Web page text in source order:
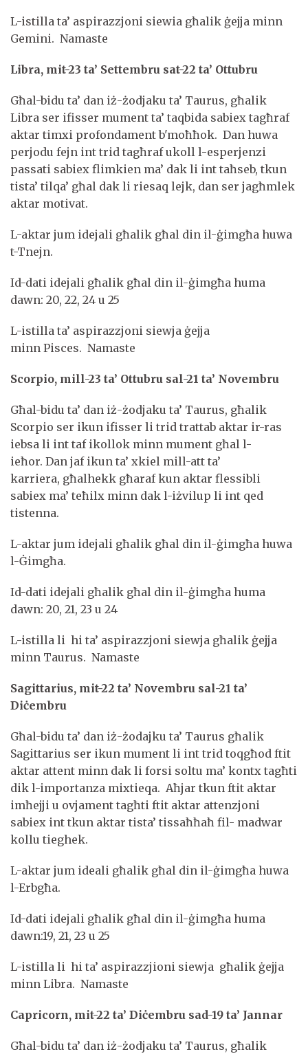
L-istilla ta’ aspirazzjoni siewia għalik ġejja minn
Gemini. Namaste
Libra, mit-23 ta’ Settembru sat-22 ta’ Ottubru
Għal-bidu ta’ dan iż-żodjaku ta’ Taurus, għalik
Libra ser ifisser mument ta’ taqbida sabiex tagħraf
aktar timxi profondament b'moħħok. Dan huwa
perjodu fejn int trid tagħraf ukoll l-esperjenzi
passati sabiex flimkien ma’ dak li int taħseb, tkun
tista’ tilqa’ għal dak li riesaq lejk, dan ser jagħmlek
aktar motivat.
L-aktar jum idejali għalik għal din il-ġimgħa huwa
t-Tnejn.
Id-dati idejali għalik għal din il-ġimgħa huma
dawn: 20, 22, 24 u 25
L-istilla ta’ aspirazzjoni siewja ġejja
minn Pisces. Namaste
Scorpio, mill-23 ta’ Ottubru sal-21 ta’ Novembru
Għal-bidu ta’ dan iż-żodjaku ta’ Taurus, għalik
Scorpio ser ikun ifisser li trid trattab aktar ir-ras
iebsa li int taf ikollok minn mument għal l-
ieħor. Dan jaf ikun ta’ xkiel mill-att ta’
karriera, għalhekk għaraf kun aktar flessibli
sabiex ma’ teħilx minn dak l-iżvilup li int qed
tistenna.
L-aktar jum idejali għalik għal din il-ġimgħa huwa
l-Ġimgħa.
Id-dati idejali għalik għal din il-ġimgħa huma
dawn: 20, 21, 23 u 24
L-istilla li hi ta’ aspirazzjoni siewja għalik ġejja
minn Taurus. Namaste
Sagittarius, mit-22 ta’ Novembru sal-21 ta’
Diċembru
Għal-bidu ta’ dan iż-żodajku ta’ Taurus għalik
Sagittarius ser ikun mument li int trid toqgħod ftit
aktar attent minn dak li forsi soltu ma’ kontx tagħti
dik l-importanza mixtieqa. Aħjar tkun ftit aktar
imħejji u ovjament tagħti ftit aktar attenzjoni
sabiex int tkun aktar tista’ tissaħħaħ fil- madwar
kollu tieghek.
L-aktar jum ideali għalik għal din il-ġimgħa huwa
l-Erbgħa.
Id-dati idejali għalik għal din il-ġimgħa huma
dawn:19, 21, 23 u 25
L-istilla li hi ta’ aspirazzjioni siewja għalik ġejja
minn Libra. Namaste
Capricorn, mit-22 ta’ Diċembru sad-19 ta’ Jannar
Għal-bidu ta’ dan iż-żodjaku ta’ Taurus, għalik